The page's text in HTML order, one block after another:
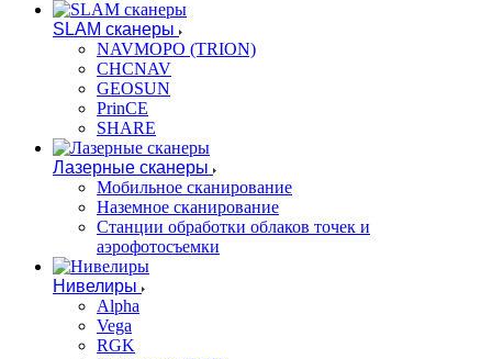
SLAM сканеры
NAVMOPO (TRION)
CHCNAV
GEOSUN
PrinCE
SHARE
Лазерные сканеры
Мобильное сканирование
Наземное сканирование
Станции обработки облаков точек и
аэрофотосъемки
Нивелиры
Alpha
Vega
RGK